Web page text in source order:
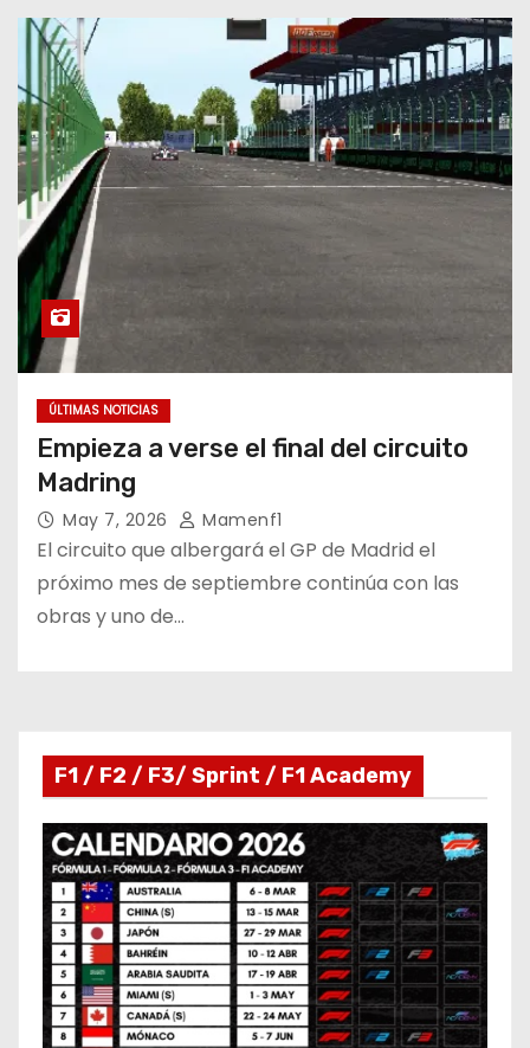
ÚLTIMAS NOTICIAS
Empieza a verse el final del circuito
Madring
May 7, 2026 Mamenf1
El circuito que albergará el GP de Madrid el
próximo mes de septiembre continúa con las
obras y uno de…
F1 / F2 / F3/ Sprint / F1 Academy